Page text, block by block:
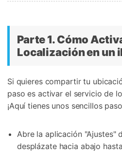
Parte 1. Cómo
Localización en un
Si quieres compartir tu
paso es activar el servicio de
¡Aquí tienes unos sencillos
Abre la aplicación "Ajustes"
desplázate hacia abajo